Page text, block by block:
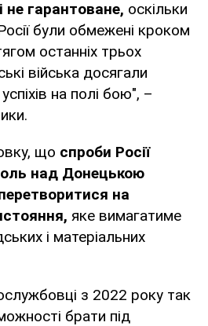
не гарантоване, оскільки
були обмежені кроком
останніх трьох
війська досягали
на полі бою", –
що спроби Росії
над Донецькою
на
яке вимагатиме
і матеріальних
з 2022 року так
брати під